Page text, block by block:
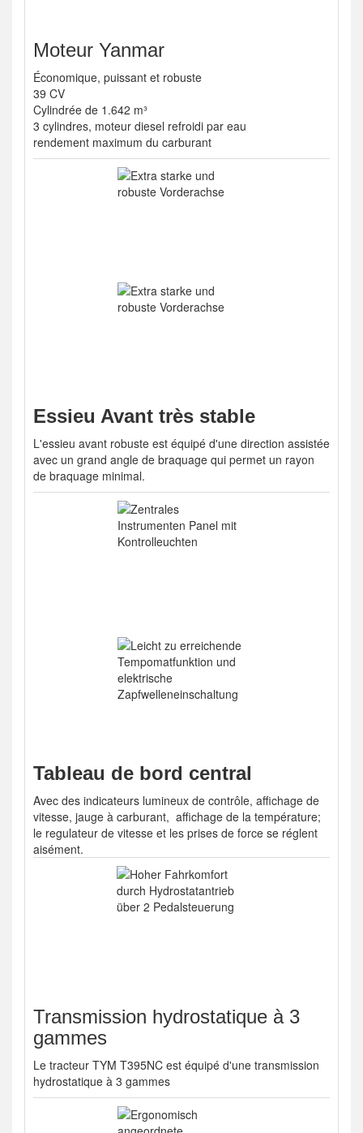
Moteur Yanmar
Économique, puissant et robuste
39 CV
Cylindrée de 1.642 m³
3 cylindres, moteur diesel refroidi par eau
rendement maximum du carburant
Essieu Avant très stable
L'essieu avant robuste est équipé d'une direction assistée
avec un grand angle de braquage qui permet un rayon
de braquage minimal.
Tableau de bord central
Avec des indicateurs lumineux de contrôle, affichage de
vitesse, jauge à carburant, affichage de la température;
le regulateur de vitesse et les prises de force se réglent
aisément.
Transmission hydrostatique à 3
gammes
Le tracteur TYM T395NC est équipé d'une transmission
hydrostatique à 3 gammes